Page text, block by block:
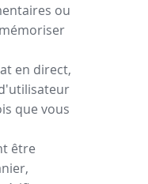
ou
en direct,
que vous
être